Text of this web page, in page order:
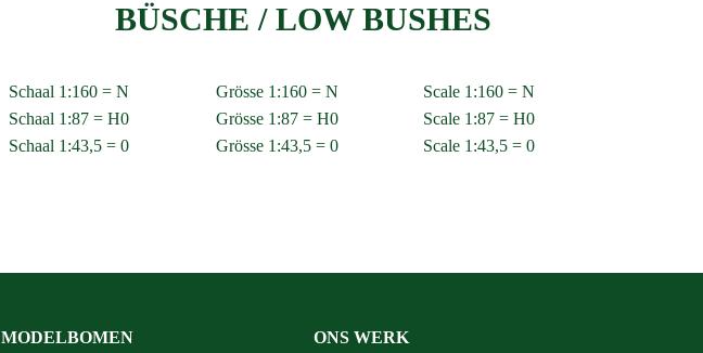
BÜSCHE / LOW BUSHES
Schaal 1:160 = N
Schaal 1:87 = H0
Schaal 1:43,5 = 0
Grösse 1:160 = N
Grösse 1:87 = H0
Grösse 1:43,5 = 0
Scale 1:160 = N
Scale 1:87 = H0
Scale 1:43,5 = 0
MODELBOMEN ONS WERK